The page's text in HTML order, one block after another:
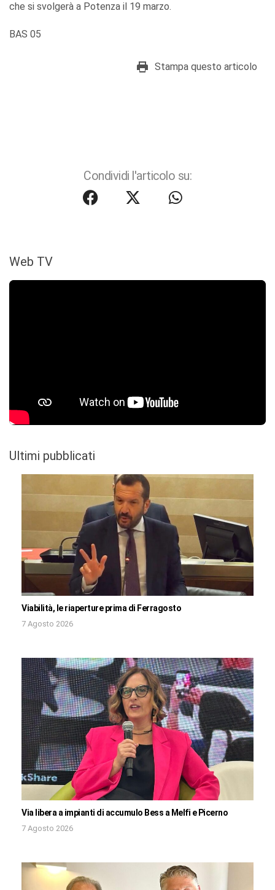
che si svolgerà a Potenza il 19 marzo.
BAS 05
Stampa questo articolo
Condividi l'articolo su:
Web TV
Ultimi pubblicati
Viabilità, le riaperture prima di Ferragosto
7 Agosto 2026
Via libera a impianti di accumulo Bess a Melfi e Picerno
7 Agosto 2026